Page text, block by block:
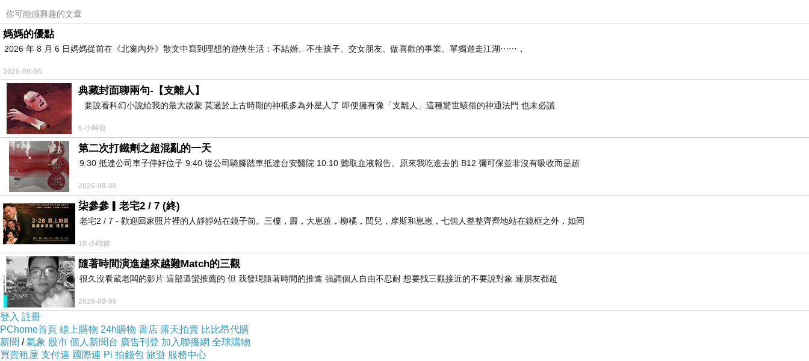
君辰媽咪習慣使用Roichen 正脊坐墊來維持正確坐姿，
不僅附合人體工學的脊椎角度，6 度傾斜座底，能讓腰臀更能自然貼合，
還能根據不同的書桌高度、身高來自由調節椅子的高度，坐起來更加舒適，
你可能感興趣的文章
媽媽的優點
2026 年 8 月 6 日媽媽從前在《北窗內外》散文中寫到理想的遊俠生活：不結婚、不生孩子、交女朋友、做喜歡的事業、單獨遊走江湖⋯⋯，
2026-08-06
典藏封面聊兩句-【支離人】
要說看科幻小說給我的最大啟蒙 莫過於上古時期的神祇多為外星人了 即便擁有像「支離人」這種驚世駭俗的神通法門 也未必讀
6 小時前
第二次打鐵劑之超混亂的一天
9:30 抵達公司車子停好位子 9:40 從公司騎腳踏車抵達台安醫院 10:10 聽取血液報告。原來我吃進去的 B12 彌可保並非沒有吸收而是超
2026-08-06
柒參參▎老宅2 / 7 (終)
老宅2 / 7 - 歡迎回家照片裡的人靜靜站在鏡子前。三樓，廄，大崽蕥，柳橘，閆兒，摩斯和崽崽，七個人整整齊齊地站在鏡框之外，如同
18 小時前
隨著時間演進越來越難Match的三觀
很久沒看葳老闆的影片 這部還蠻推薦的 但 我發現隨著時間的推進 強調個人自由不忍耐 想要找三觀接近的不要說對象 連朋友都超
2026-08-06
登入 註冊
PChome首頁 線上購物 24h購物 書店 露天拍賣 比比昂代購
新聞 /氣象 股市 個人新聞台 廣告刊登 加入聯播網 全球購物
買賣租屋 支付連 國際連 Pi 拍錢包 旅遊 服務中心